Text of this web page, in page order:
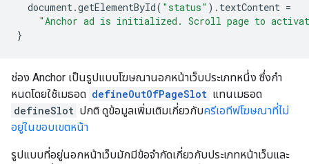
document.getElementById( "status" ). textContent =
"Anchor ad is initialized. Scroll page to
}
ช่อง Anchor เป็นรูปแบบโฆษณานอกหน้าเว็บประเภทหนึ่ง ซึ่งกํา
หนดโดยใช้เมธอด defineOutOfPageSlot แทนเมธอด
defineSlot ปกติ ดูข้อมูลเพิ่มเติมเกี่ยวกับครีเอทีฟโฆษณาที่ไม่
อยู่ในขอบเขตหน้า
รูปแบบที่อยู่นอกหน้าเว็บมักมีข้อจํากัดเกี่ยวกับประเภทหน้าเว็บและ